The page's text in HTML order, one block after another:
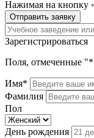
Нажимая на кнопку
Отправить заявку
Зарегистрироваться
Поля, отмеченные
Имя*
Фамилия
Пол
День рождения